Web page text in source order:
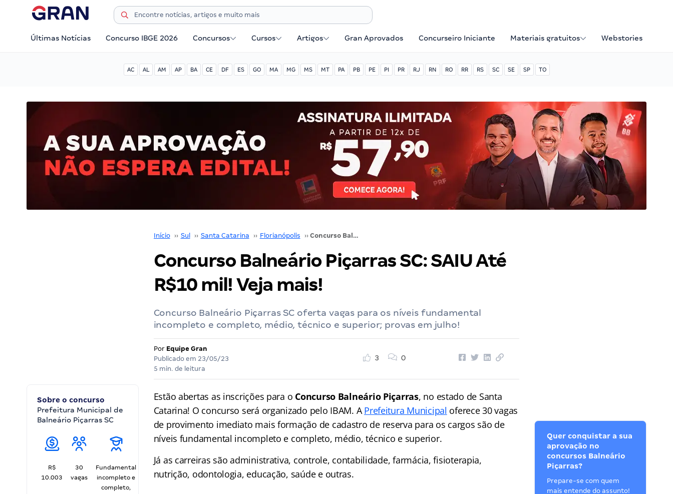
Últimas Notícias Concurso IBGE 2026 Concursos Cursos Artigos Gran Aprovados Concurseiro Iniciante Materiais gratuitos Webstories
AC AL AM AP BA CE DF ES GO MA MG MS MT PA PB PE PI PR RJ RN RO RR RS SC SE SP TO
Início ›› Sul ›› Santa Catarina ›› Florianópolis ›› Concurso Balneário Piçarras SC: SAIU Até R$ 10 mil! Veja mais!
Concurso Balneário Piçarras SC: SAIU Até
R$ 10 mil! Veja mais!
Concurso Balneário Piçarras SC oferta vagas para os níveis fundamental
incompleto e completo, médio, técnico e superior; provas em julho!
Por Equipe Gran
Publicado em 23/05/23
5 min. de leitura
3 0
Sobre o concurso
Prefeitura Municipal de
Balneário Piçarras SC
R$
10.003
30
vagas
Fundamental
incompleto e
completo,
Estão abertas as inscrições para o Concurso Balneário Piçarras, no estado de Santa
Catarina! O concurso será organizado pelo IBAM. APrefeitura Municipal oferece 30 vagas
de provimento imediato mais formação de cadastro de reserva para os cargos são de
níveis fundamental incompleto e completo, médio, técnico e superior.
Já as carreiras são administrativa, controle, contabilidade, farmácia, fisioterapia,
nutrição, odontologia, educação, saúde e outras.
Quer conquistar a sua
aprovação no
concursos Balneário
Piçarras?
Prepare-se com quem
mais entende do assunto!